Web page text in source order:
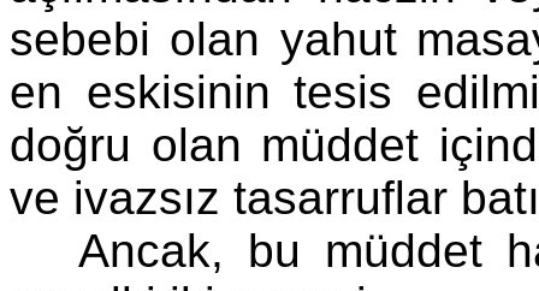
sebebi olan yahut
en eskisinin tesis
doğru olan müddet
ve ivazsız tasarruflar
Ancak, bu müddet